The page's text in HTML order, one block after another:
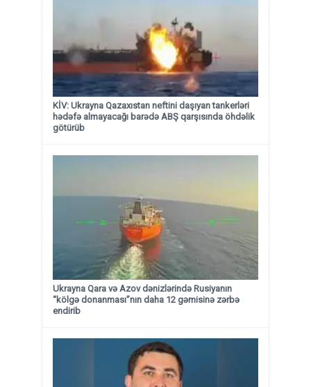
KİV: Ukrayna Qazaxıstan neftini daşıyan tankerləri
hədəfə almayacağı barədə ABŞ qarşısında öhdəlik
götürüb
Ukrayna Qara və Azov dənizlərində Rusiyanın
“kölgə donanması”nın daha 12 gəmisinə zərbə
endirib